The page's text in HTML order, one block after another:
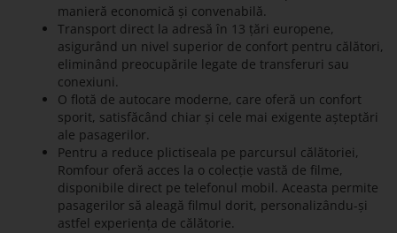
manieră economică și convenabilă.
Transport direct la adresă în 13 țări europene,
asigurând un nivel superior de confort pentru călători,
eliminând preocupările legate de transferuri sau
conexiuni.
O flotă de autocare moderne, care oferă un confort
sporit, satisfăcând chiar și cele mai exigente așteptări
ale pasagerilor.
Pentru a reduce plictiseala pe parcursul călătoriei,
Romfour oferă acces la o colecție vastă de filme,
disponibile direct pe telefonul mobil. Aceasta permite
pasagerilor să aleagă filmul dorit, personalizându-și
astfel experiența de călătorie.